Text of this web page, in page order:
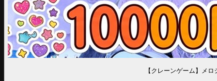
【クレーンゲーム】メ